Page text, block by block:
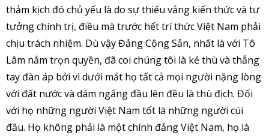
thảm kịch đó chủ yếu là do sự thiếu vắng kiến thức và tư
tưởng chính trị, điều mà trước hết trí thức Việt Nam phải
chịu trách nhiệm. Dù vậy Đảng Cộng Sản, nhất là với Tô
Lâm nắm trọn quyền, đã coi chúng tôi là kẻ thù và thẳng
tay đàn áp bởi vì dưới mắt họ tất cả mọi người nặng lòng
với đất nước và dám ngẩng đầu lên đều là thù địch. Đối
với họ những người Việt Nam tốt là những người cúi
đầu. Họ không phải là một chính đảng Việt Nam, họ là